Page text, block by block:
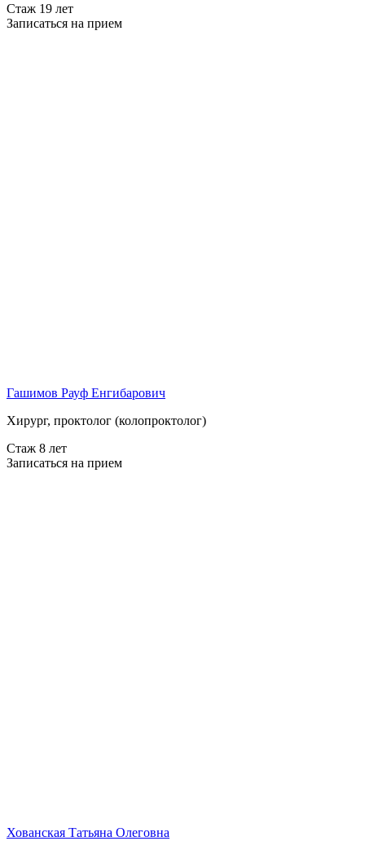
Стаж 19 лет
Записаться на прием
Гашимов Рауф Енгибарович
Хирург, проктолог (колопроктолог)
Стаж 8 лет
Записаться на прием
Хованская Татьяна Олеговна